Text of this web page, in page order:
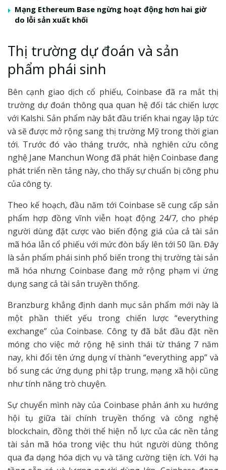
Mạng Ethereum Base ngừng hoạt động hơn hai giờ
do lỗi sản xuất khối
Thị trường dự đoán và sản
phẩm phái sinh
Bên cạnh giao dịch cổ phiếu, Coinbase đã ra mắt thị
trường dự đoán thông qua quan hệ đối tác chiến lược
với Kalshi. Sản phẩm này bắt đầu triển khai ngay lập tức
và sẽ được mở rộng sang thị trường Mỹ trong thời gian
tới. Trước đó vào tháng trước, nhà nghiên cứu công
nghệ Jane Manchun Wong đã phát hiện Coinbase đang
phát triển nền tảng này, cho thấy sự chuẩn bị công phu
của công ty.
Theo kế hoạch, đầu năm tới Coinbase sẽ cung cấp sản
phẩm hợp đồng vĩnh viễn hoạt động 24/7, cho phép
người dùng đặt cược vào biến động giá của cả tài sản
mã hóa lẫn cổ phiếu với mức đòn bẩy lên tới 50 lần. Đây
là sản phẩm phái sinh phổ biến trong thị trường tài sản
mã hóa nhưng Coinbase đang mở rộng phạm vi ứng
dụng sang cả tài sản truyền thống.
Branzburg khẳng định danh mục sản phẩm mới này là
một phần thiết yếu trong chiến lược “everything
exchange” của Coinbase. Công ty đã bắt đầu đặt nền
móng cho việc mở rộng hệ sinh thái từ tháng 7 năm
nay, khi đổi tên ứng dụng ví thành “everything app” và
bổ sung các ứng dụng phi tập trung, mạng xã hội cũng
như tính năng trò chuyện.
Sự chuyển mình này của Coinbase phản ánh xu hướng
hội tụ giữa tài chính truyền thống và công nghệ
blockchain, đồng thời thể hiện nỗ lực của các nền tảng
tài sản mã hóa trong việc thu hút người dùng thông
qua đa dạng hóa dịch vụ và tăng cường tiện ích. Với hạ